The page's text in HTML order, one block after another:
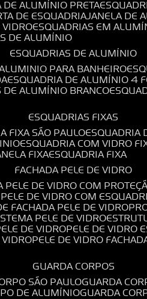
DE ALUMÍNIO PRETA
DE ESQUADRIA JANELA DE
VIDRO ESQUADRIAS EM
DE ALUMÍNIO
ESQUADRIAS DE ALUMÍNIO
PARA BANHEIRO
ESQUADRIA DE ALUMÍNIO 4
DE ALUMÍNIO BRANCO
ESQUADRIAS FIXAS
FIXA SÃO PAULO
ESQUADRIA COM VIDRO
FIXA ESQUADRIA FIXA
FACHADA PELE DE VIDRO
PELE DE VIDRO COM
PELE DE VIDRO COM
FACHADA PELE DE VIDRO
PELE DE VIDRO
DE VIDRO PELE DE VIDRO
VIDRO PELE DE VIDRO
GUARDA CORPOS
SÃO PAULO GUARDA
DE ALUMÍNIO GUARDA